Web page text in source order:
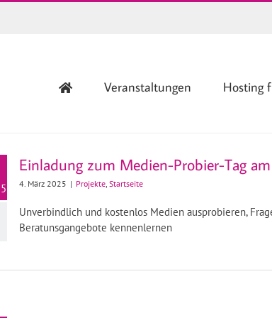
Veranstaltungen Hosting
Einladung zum Medien-Probier-Tag
4. März 2025 | Projekte, Startseite
Unverbindlich und kostenlos Medien ausprobieren,
Beratunsgangebote kennenlernen